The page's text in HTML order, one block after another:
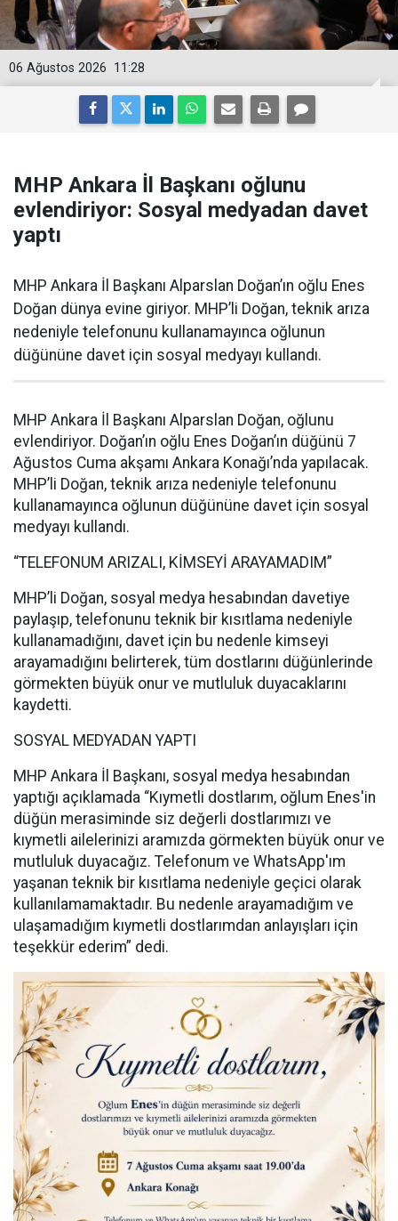
11:28
06 Ağustos 2026
MHP Ankara İl Başkanı oğlunu
evlendiriyor: Sosyal medyadan davet
yaptı
MHP Ankara İl Başkanı Alparslan Doğan’ın oğlu Enes
Doğan dünya evine giriyor. MHP’li Doğan, teknik arıza
nedeniyle telefonunu kullanamayınca oğlunun
düğününe davet için sosyal medyayı kullandı.
MHP Ankara İl Başkanı Alparslan Doğan, oğlunu
evlendiriyor. Doğan’ın oğlu Enes Doğan’ın düğünü 7
Ağustos Cuma akşamı Ankara Konağı’nda yapılacak.
MHP’li Doğan, teknik arıza nedeniyle telefonunu
kullanamayınca oğlunun düğününe davet için sosyal
medyayı kullandı.
“TELEFONUM ARIZALI, KİMSEYİ ARAYAMADIM”
MHP’li Doğan, sosyal medya hesabından davetiye
paylaşıp, telefonunu teknik bir kısıtlama nedeniyle
kullanamadığını, davet için bu nedenle kimseyi
arayamadığını belirterek, tüm dostlarını düğünlerinde
görmekten büyük onur ve mutluluk duyacaklarını
kaydetti.
SOSYAL MEDYADAN YAPTI
MHP Ankara İl Başkanı, sosyal medya hesabından
yaptığı açıklamada “Kıymetli dostlarım, oğlum Enes'in
düğün merasiminde siz değerli dostlarımızı ve
kıymetli ailelerinizi aramızda görmekten büyük onur ve
mutluluk duyacağız. Telefonum ve WhatsApp'ım
yaşanan teknik bir kısıtlama nedeniyle geçici olarak
kullanılamamaktadır. Bu nedenle arayamadığım ve
ulaşamadığım kıymetli dostlarımdan anlayışları için
teşekkür ederim” dedi.